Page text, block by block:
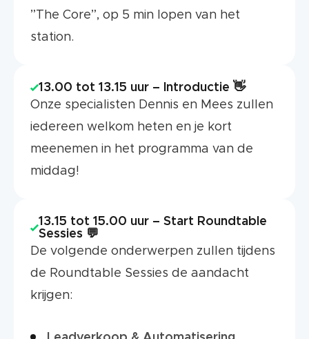
”The Core”, op 5 min lopen van het
station.
13.00 tot 13.15 uur – Introductie 👋
Onze specialisten Dennis en Mees zullen
iedereen welkom heten en je kort
meenemen in het programma van de
middag!
13.15 tot 15.00 uur – Start Roundtable
Sessies 💬
De volgende onderwerpen zullen tijdens
de Roundtable Sessies de aandacht
krijgen: